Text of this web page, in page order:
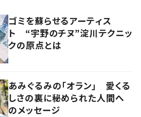
ゴミを蘇らせるアーティス
ト “宇野のチヌ”淀川テクニッ
クの原点とは
あみぐるみの「オラン」 愛くる
しさの裏に秘められた人間へ
のメッセージ